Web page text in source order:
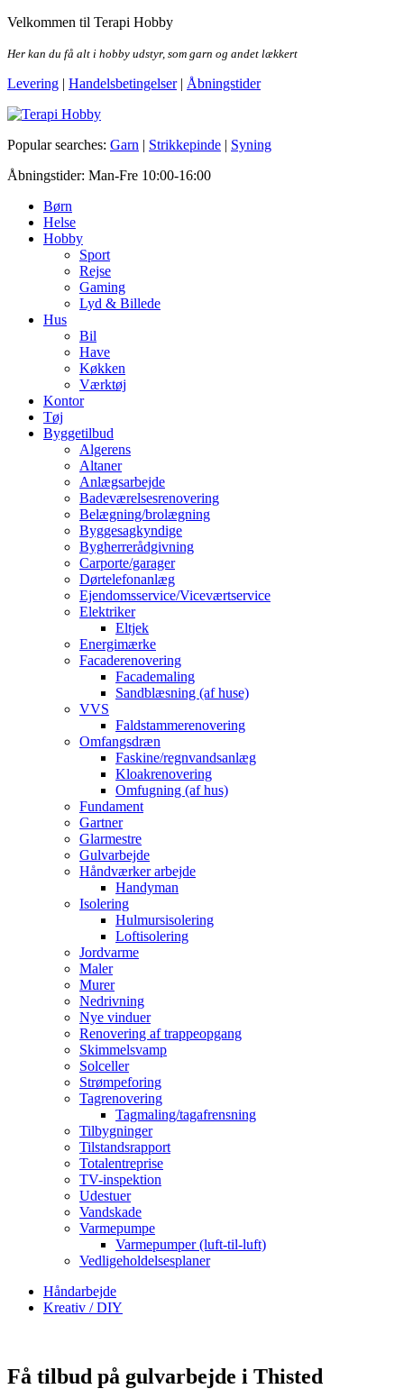
Skip
the
Velkommen til Terapi Hobby
Her kan du få alt i hobby udstyr, som garn og andet lækkert
Levering | Handelsbetingelser| Åbningstider
Terapi Hobby
Popular searches: Garn | Strikkepinde | Syning
Åbningstider: Man-Fre 10:00-16:00
Børn
Helse
Hobby
Sport
Rejse
Gaming
Lyd & Billede
Hus
Bil
Have
Køkken
Værktøj
Kontor
Tøj
Byggetilbud
Algerens
Altaner
Anlægsarbejde
Badeværelsesrenovering
Belægning/brolægning
Byggesagkyndige
Bygherrerådgivning
Carporte/garager
Dørtelefonanlæg
Ejendomsservice/Viceværtservice
Elektriker
Eltjek
Energimærke
Facaderenovering
Facademaling
Sandblæsning (af huse)
VVS
Faldstammerenovering
Omfangsdræn
Faskine/regnvandsanlæg
Kloakrenovering
Omfugning (af hus)
Fundament
Gartner
Glarmestre
Gulvarbejde
Håndværker arbejde
Handyman
Isolering
Hulmursisolering
Loftisolering
Jordvarme
Maler
Murer
Nedrivning
Nye vinduer
Renovering af trappeopgang
Skimmelsvamp
Solceller
Strømpeforing
Tagrenovering
Tagmaling/tagafrensning
Tilbygninger
Tilstandsrapport
Totalentreprise
TV-inspektion
Udestuer
Vandskade
Varmepumpe
Varmepumper (luft-til-luft)
Vedligeholdelsesplaner
Håndarbejde
Kreativ / DIY
Få tilbud på gulvarbejde i Thisted